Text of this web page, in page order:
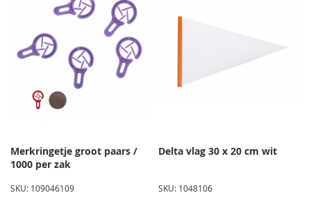
Merkringetje groot paars /
1000 per zak
SKU: 109046109
Delta vlag 30 x 20 cm wit
SKU: 1048106